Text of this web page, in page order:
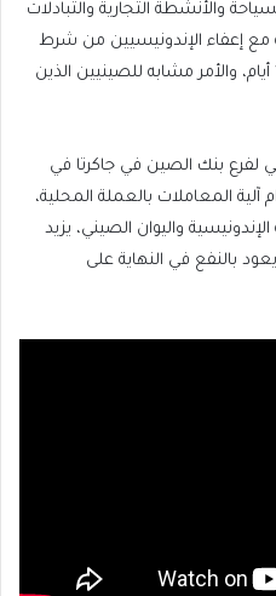
والأنشطة التجارية والتبادلات
مع إعفاء الإندونيسيين من شرط
التأشيرة إلى الصين بزيارة تمتد لـ 10 أيام، والأمر مشابه للصينيين الذين
لفرع بنك الصين في جاكرتا في
المعاملات بالعملة المحلية،
واليوان الصيني، يزيد
بالنفع في النهاية على